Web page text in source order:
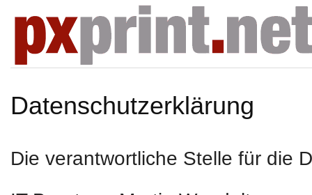
Datenschutzerklärung
Die verantwortliche Stelle für die